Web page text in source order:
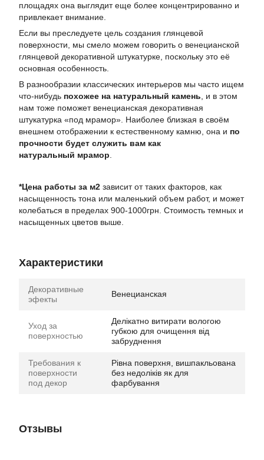
площадях она выглядит еще более концентрированно и
привлекает внимание.
Если вы преследуете цель создания глянцевой
поверхности, мы смело можем говорить о венецианской
глянцевой декоративной штукатурке, поскольку это её
основная особенность.
В разнообразии классических интерьеров мы часто ищем
что-нибудь похожее на натуральный камень , и в этом
нам тоже поможет венецианская декоративная
штукатурка «под мрамор». Наиболее близкая в своём
внешнем отображении к естественному камню, она и по
прочности будет служить вам как
натуральный мрамор
*Цена работы за м2 зависит от таких факторов, как
насыщенность тона или маленький объем работ, и может
колебаться в пределах 900-1000грн. Стоимость темных и
насыщенных цветов выше.
Характеристики
Декоративные
эфекты
Венецианская
Уход за
поверхностью
Делікатно витирати вологою
губкою для очищення від
забруднення
Требования к
поверхности
под декор
Рівна поверхня, вишпакльована
без недоліків як для
фарбування
Отзывы